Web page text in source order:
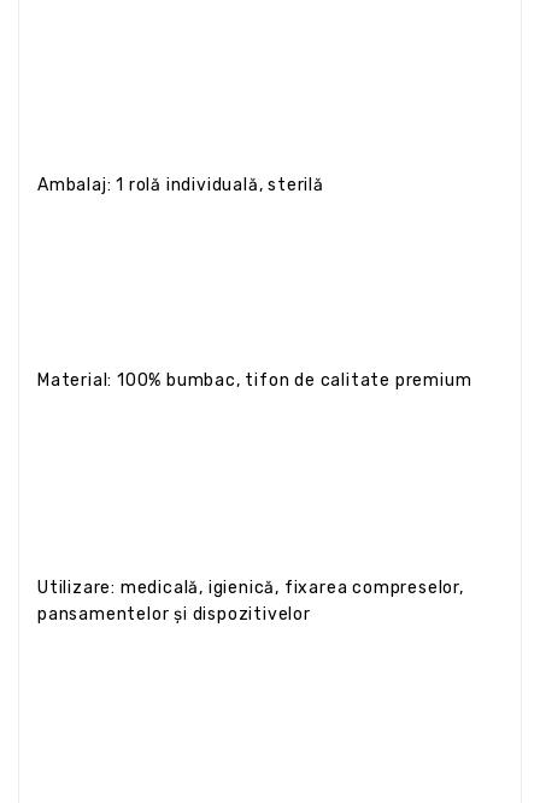
Ambalaj: 1 rolă individuală, sterilă
Material: 100% bumbac, tifon de calitate premium
Utilizare: medicală, igienică, fixarea compreselor,
pansamentelor și dispozitivelor